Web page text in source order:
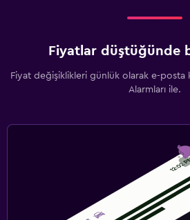
Fiyatlar düştüğünde
Fiyat değişiklikleri günlük olarak e-
Alarmları ile.